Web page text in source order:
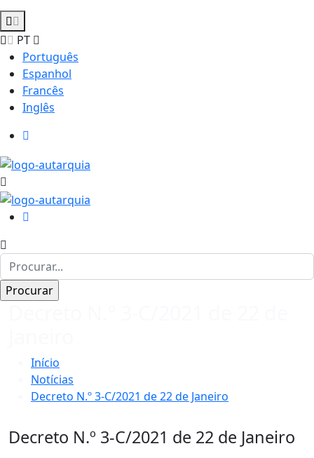
PT
Português
Espanhol
Francês
Inglês
Início
Notícias
Decreto N.º 3-C/2021 de 22 de Janeiro
Decreto N.º 3-C/2021 de 22 de Janeiro